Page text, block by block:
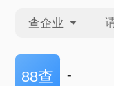
查企业
查企业
88查 -